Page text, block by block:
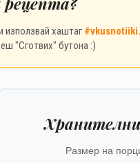
използвай хаштаг
"Сготвих" бутона :)
Размер на